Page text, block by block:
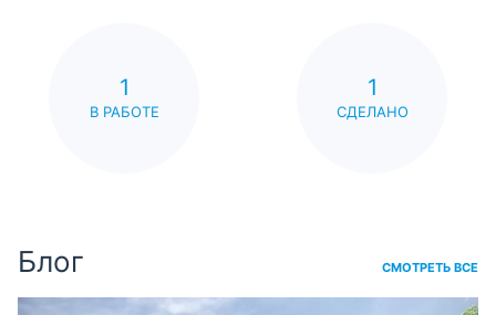
1
В РАБОТЕ
1
СДЕЛАНО
Блог СМОТРЕТЬ ВСЕ